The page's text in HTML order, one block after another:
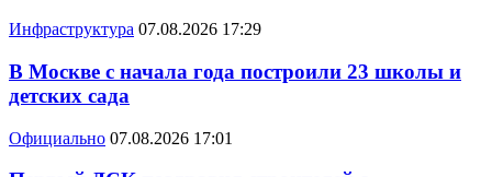
Инфраструктура 07.08.2026 17:29
В Москве с начала года построили 23 школы и
детских сада
Официально 07.08.2026 17:01